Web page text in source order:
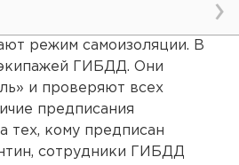
режим самоизоляции. В
ГИБДД. Они
и проверяют всех
предписания
тех, кому предписан
сотрудники ГИБДД